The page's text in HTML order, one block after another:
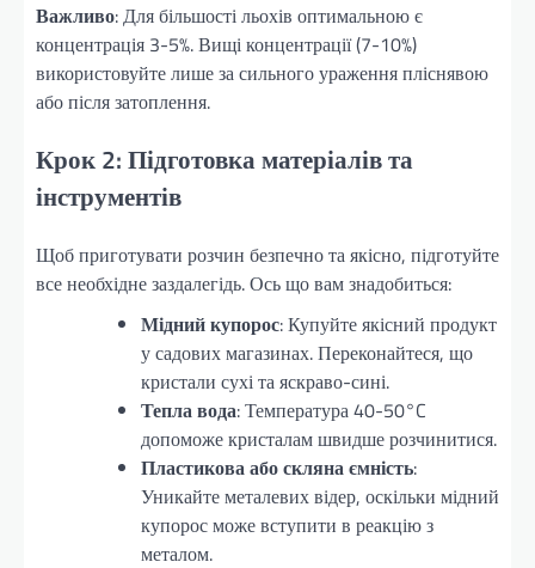
Важливо: Для більшості льохів оптимальною є
концентрація 3-5%. Вищі концентрації (7-10%)
використовуйте лише за сильного ураження пліснявою
або після затоплення.
Крок 2: Підготовка матеріалів та
інструментів
Щоб приготувати розчин безпечно та якісно, підготуйте
все необхідне заздалегідь. Ось що вам знадобиться:
Мідний купорос: Купуйте якісний продукт
у садових магазинах. Переконайтеся, що
кристали сухі та яскраво-сині.
Тепла вода: Температура 40-50°C
допоможе кристалам швидше розчинитися.
Пластикова або скляна ємність:
Уникайте металевих відер, оскільки мідний
купорос може вступити в реакцію з
металом.